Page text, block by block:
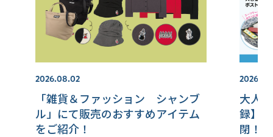
2026.08.02
「雑貨＆ファッション シャンブ
ル」にて販売のおすすめアイテム
をご紹介！
大人
録】
閉！